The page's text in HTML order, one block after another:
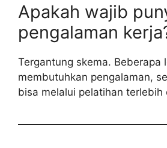
Apakah wajib
pengalaman
Tergantung skema. Beberapa
membutuhkan pengalaman,
bisa melalui pelatihan terlebih